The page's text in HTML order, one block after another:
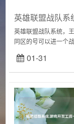
英雄联盟战队系统，
同区的号可以进一个战
过ios不能和安卓、微
QQ，同系统的才可以
01-31